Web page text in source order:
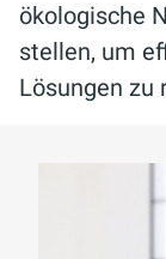
ökologische
stellen, um
Lösungen zu